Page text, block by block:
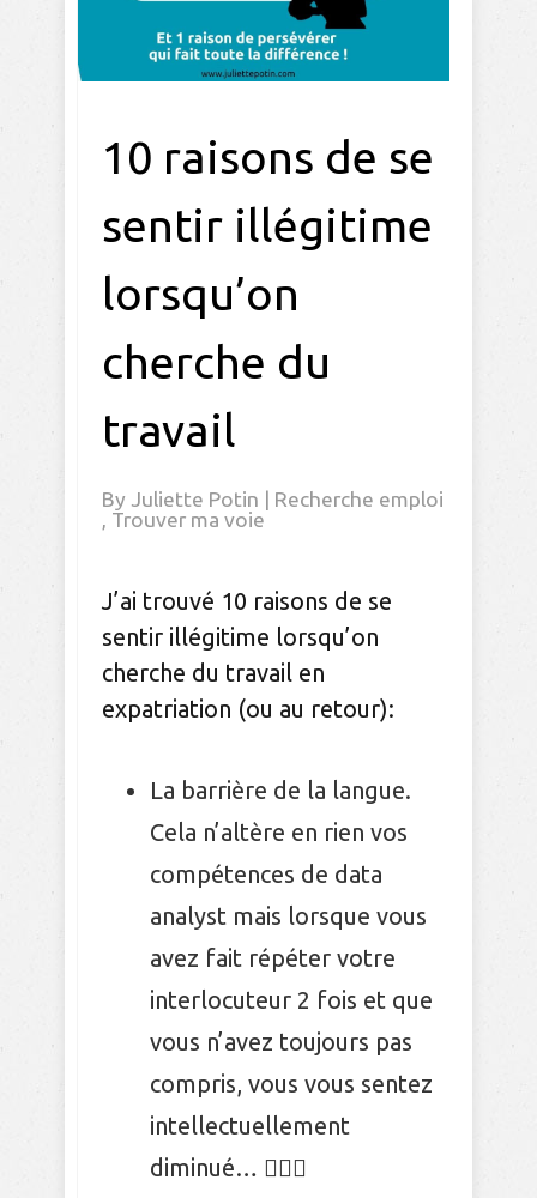
10 raisons de se
sentir illégitime
lorsqu’on
cherche du
travail
By Juliette Potin | Recherche emploi
, Trouver ma voie
J’ai trouvé 10 raisons de se
sentir illégitime lorsqu’on
cherche du travail en
expatriation (ou au retour):
La barrière de la langue.
Cela n’altère en rien vos
compétences de data
analyst mais lorsque vous
avez fait répéter votre
interlocuteur 2 fois et que
vous n’avez toujours pas
compris, vous vous sentez
intellectuellement
diminué… 🤷🏻‍♀️